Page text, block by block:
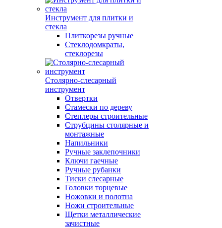
Инструмент для плитки и
стекла
Плиткорезы ручные
Стеклодомкраты,
стеклорезы
Столярно-слесарный
инструмент
Отвертки
Стамески по дереву
Степлеры строительные
Струбцины столярные и
монтажные
Напильники
Ручные заклепочники
Ключи гаечные
Ручные рубанки
Тиски слесарные
Головки торцевые
Ножовки и полотна
Ножи строительные
Щетки металлические
зачистные